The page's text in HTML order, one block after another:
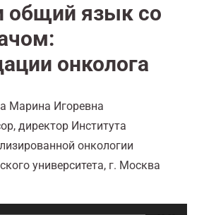
общий язык со
онколога
Марина Игоревна
директор Института
онкологии
университета, г. Москва